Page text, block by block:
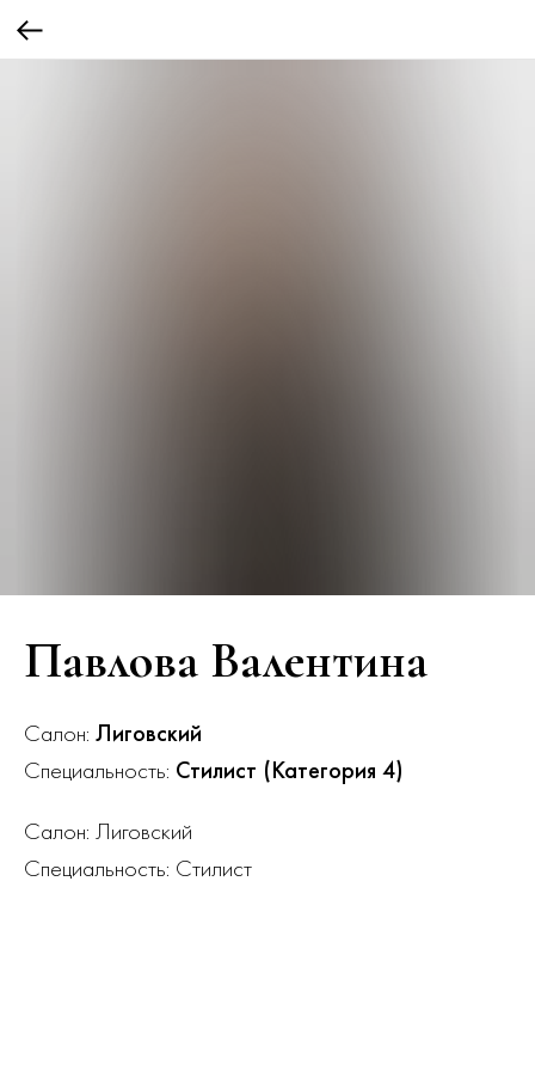
Павлова Валентина
Салон: Лиговский
Специальность: Стилист (Категория 4)
Салон: Лиговский
Специальность: Стилист